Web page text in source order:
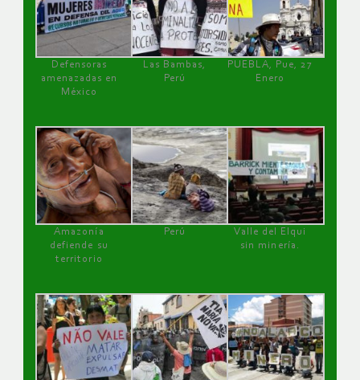
Defensoras
amenazadas en
México
Las Bambas,
Perú
PUEBLA, Pue, 27
Enero
Amazonía
defiende su
territorio
Perú
Valle del Elqui
sin minería.